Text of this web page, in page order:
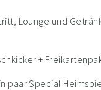
Lounge und
+
paar Special